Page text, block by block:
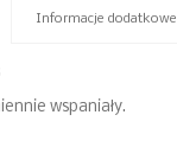
Informacje dodatkowe
wspaniały.